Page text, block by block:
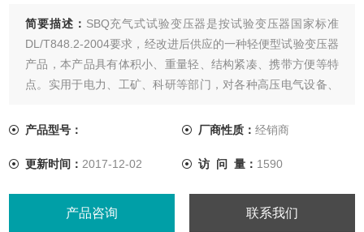
简要描述： SBQ充气式试验变压器是按试验变压器国家标准
DL/T848.2-2004要求，经改进后供应的一种轻便型试验变压器
产品，本产品具有体积小、重量轻、结构紧凑、携带方便等特
点。实用于电力、工矿、科研等部门，对各种高压电气设备、
器。
产品型号： 厂商性质： 经销商
更新时间： 2017-12-02 访 问 量： 1590
产品咨询 联系我们